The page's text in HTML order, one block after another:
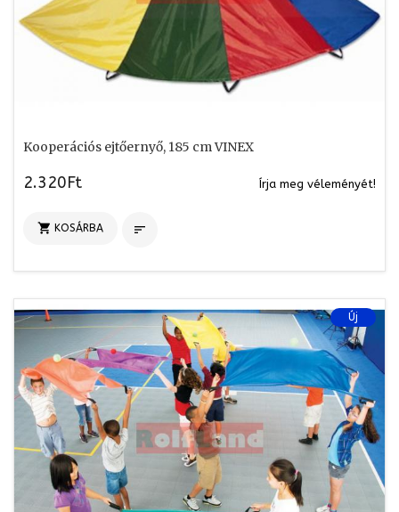
Kooperációs ejtőernyő, 185 cm VINEX
2.320Ft Írja meg véleményét!
 KOSÁRBA 
Új